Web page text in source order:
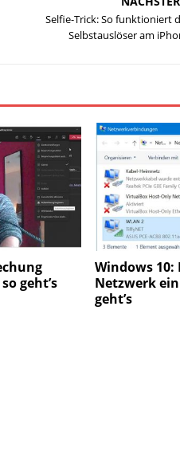
Selfie-Trick: So funktioniert
Selbstauslöser am
geht’s
Windows 10:
Netzwerk
geht’s